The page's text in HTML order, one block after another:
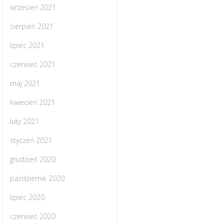
wrzesień 2021
sierpień 2021
lipiec 2021
czerwiec 2021
maj 2021
kwiecień 2021
luty 2021
styczeń 2021
grudzień 2020
październik 2020
lipiec 2020
czerwiec 2020